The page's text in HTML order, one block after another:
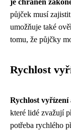
půjček musí
umožňuje také
tomu, že půjčky
Rychlost
Rychlost
které lidé zvažují
potřeba rychlého